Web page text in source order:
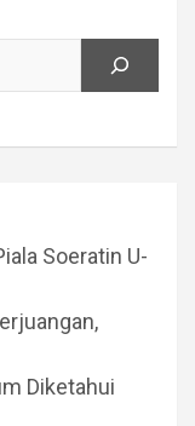
Soeratin U-
Diketahui